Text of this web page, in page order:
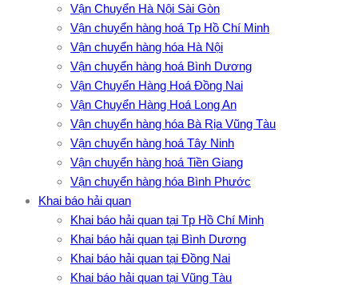
Vận Chuyển Hà Nội Sài Gòn
Vận chuyển hàng hoá Tp Hồ Chí Minh
Vận chuyển hàng hóa Hà Nội
Vận chuyển hàng hoá Bình Dương
Vận Chuyển Hàng Hoá Đồng Nai
Vận Chuyển Hàng Hoá Long An
Vận chuyển hàng hóa Bà Rịa Vũng Tàu
Vận chuyển hàng hoá Tây Ninh
Vận chuyển hàng hoá Tiền Giang
Vận chuyển hàng hóa Bình Phước
Khai báo hải quan
Khai báo hải quan tại Tp Hồ Chí Minh
Khai báo hải quan tại Bình Dương
Khai báo hải quan tại Đồng Nai
Khai báo hải quan tại Vũng Tàu